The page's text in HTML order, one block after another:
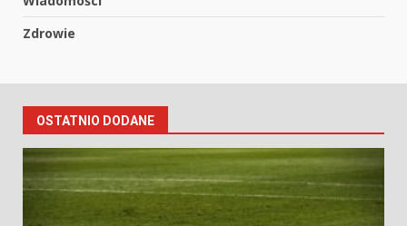
Zdrowie
OSTATNIO DODANE